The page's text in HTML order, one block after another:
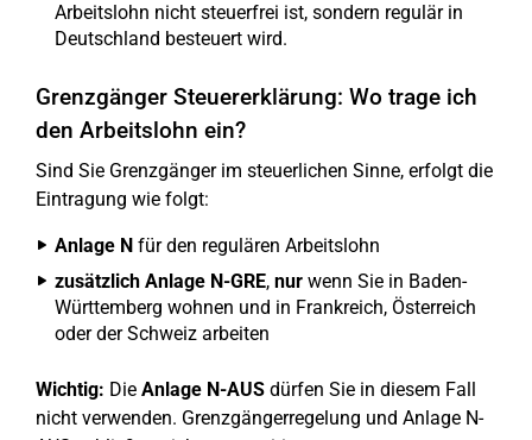
Arbeitslohn nicht steuerfrei ist, sondern regulär in
Deutschland besteuert wird.
Grenzgänger Steuererklärung: Wo trage ich
den Arbeitslohn ein?
Sind Sie Grenzgänger im steuerlichen Sinne, erfolgt die
Eintragung wie folgt:
Anlage N für den regulären Arbeitslohn
zusätzlich Anlage N-GRE, nur wenn Sie in Baden-
Württemberg wohnen und in Frankreich, Österreich
oder der Schweiz arbeiten
Wichtig: Die Anlage N-AUS dürfen Sie in diesem Fall
nicht verwenden. Grenzgängerregelung und Anlage N-